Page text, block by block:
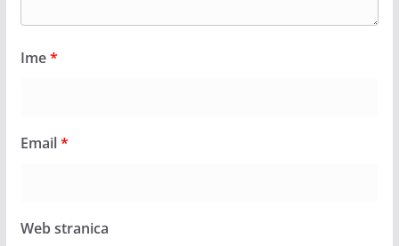
Ime*
Email*
Web stranica